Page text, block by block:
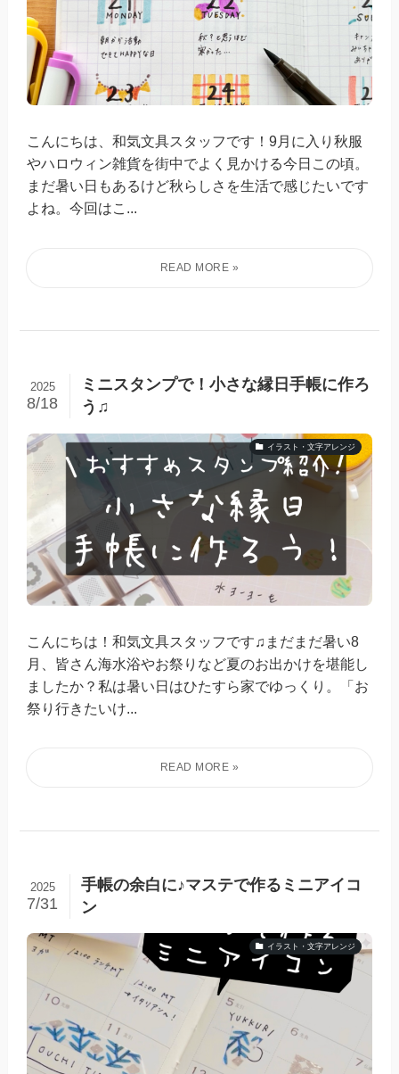
こんにちは、和気文具スタッフです！9月に入り秋服
やハロウィン雑貨を街中でよく見かける今日この頃。
まだ暑い日もあるけど秋らしさを生活で感じたいです
よね。今回はこ...
ミニスタンプで！小さな縁日手帳に作ろ
う♫
2025
8/18
イラスト・文字アレンジ
こんにちは！和気文具スタッフです♫まだまだ暑い8
月、皆さん海水浴やお祭りなど夏のお出かけを堪能し
ましたか？私は暑い日はひたすら家でゆっくり。「お
祭り行きたいけ...
手帳の余白に♪マステで作るミニアイコ
ン
2025
7/31
イラスト・文字アレンジ